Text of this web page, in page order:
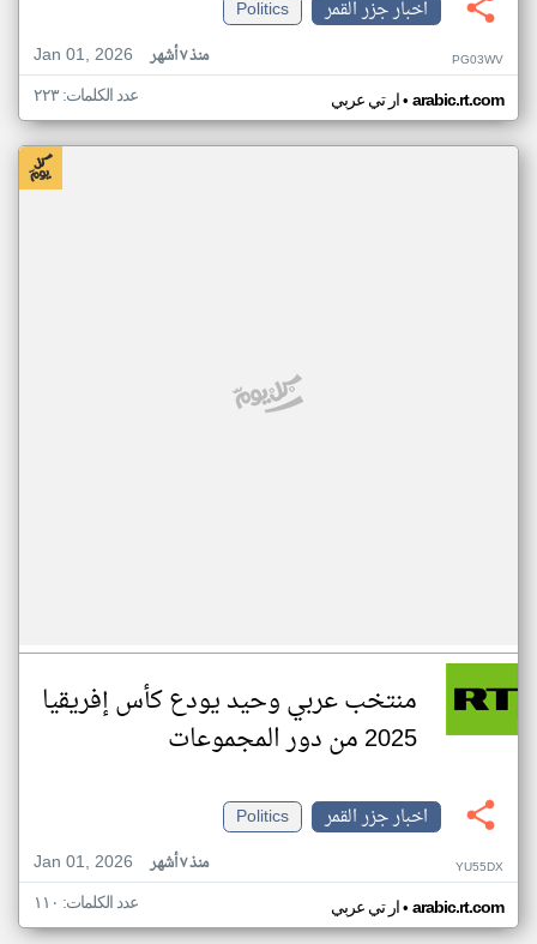
اخبار جزر القمر
Politics
Jan 01, 2026
منذ ٧ أشهر PG03WV
ار تي عربي• arabic.rt.com عدد الكلمات: ٢٢٣
منتخب عربي وحيد يودع كأس إفريقيا
2025 من دور المجموعات
اخبار جزر القمر
Politics
Jan 01, 2026
منذ ٧ أشهر YU55DX
ار تي عربي• arabic.rt.com عدد الكلمات: ١١٠